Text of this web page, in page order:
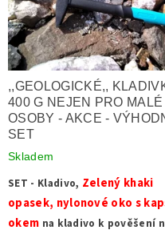
,,GEOLOGICKÉ,,
400 G NEJEN PRO MALÉ
OSOBY - AKCE -
SET
Skladem
SET - Kladivo, Zelený khaki
opasek, nylonové oko s
okem na kladivo k pověšení